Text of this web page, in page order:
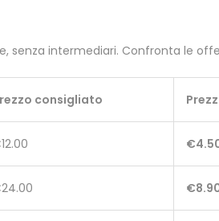
senza intermediari. Confronta le
consigliato